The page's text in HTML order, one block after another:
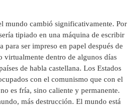
mundo cambió significativamente. Por
tipiado en una máquina de escribir
para ser impreso en papel después de
virtualmente dentro de algunos días
de habla castellana. Los Estados
con el comunismo que con el
es fría, sino caliente y permanente.
más destrucción. El mundo está